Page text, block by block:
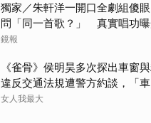
獨家／朱軒洋一開口全劇組傻
問「同一首歌？」 真實唱功
鏡報
《雀骨》侯明昊多次探出車窗
違反交通法規遭警方約談，「
神」上熱搜
女人我最大